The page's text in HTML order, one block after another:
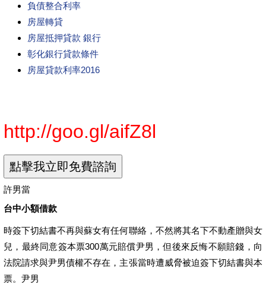
負債整合利率
房屋轉貸
房屋抵押貸款 銀行
彰化銀行貸款條件
房屋貸款利率2016
http://goo.gl/aifZ8l
許男當
台中小額借款
時簽下切結書不再與蘇女有任何聯絡，不然將其名下不動產贈與女
兒，最終同意簽本票300萬元賠償尹男，但後來反悔不願賠錢，向
法院請求與尹男債權不存在，主張當時遭威脅被迫簽下切結書與本
票。尹男